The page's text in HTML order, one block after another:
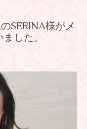
SERINA様がメ
した。